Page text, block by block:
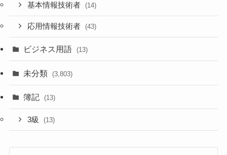
基本情報技術者 (14)
応用情報技術者 (43)
ビジネス用語 (13)
未分類 (3,803)
簿記 (13)
3級 (13)